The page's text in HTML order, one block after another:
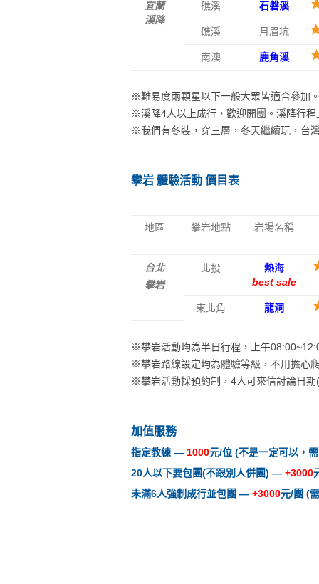
宜蘭
溪降
礁溪 石磐溪
礁溪 月眉坑
南澳 鹿角溪
※難易度兩顆星以下一般大眾皆適合參加
※溪降4人以上成行，歡迎開團。溪降行程
※我們有冬裝，穿三層，冬天繼續玩，台
攀岩 體驗活動 價目表
地區 攀岩地點 岩場名稱
台北
攀岩
北投
熱海
best sale
東北角 龍洞
※攀岩活動均為半日行程，上午
※攀岩路線設定均為體驗等級，不用擔心
※攀岩活動採預約制，4人可來信討論日
加值服務
指定教練 — 1000元/位 (不是一定可以，
20人以下要包團(不跟別人併團) — +3000
未滿6人強制成行並包團 — +3000元/團 (